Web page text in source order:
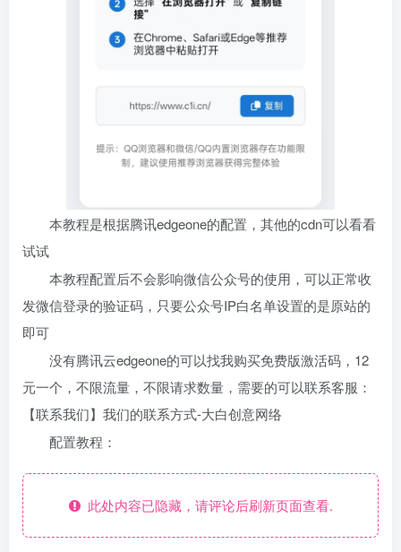
本教程是根据腾讯edgeone的配置，其他的cdn可以看看
试试
本教程配置后不会影响微信公众号的使用，可以正常收
发微信登录的验证码，只要公众号IP白名单设置的是原站的
即可
没有腾讯云edgeone的可以找我购买免费版激活码，12
元一个，不限流量，不限请求数量，需要的可以联系客服：
【联系我们】我们的联系方式-大白创意网络
配置教程：
此处内容已隐藏，请评论后刷新页面查看.